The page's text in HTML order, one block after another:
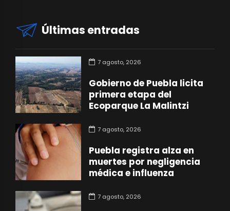
Últimas entradas
7 agosto, 2026
Gobierno de Puebla licita
primera etapa del
Ecoparque La Malintzi
7 agosto, 2026
Puebla registra alza en
muertes por negligencia
médica e influenza
7 agosto, 2026